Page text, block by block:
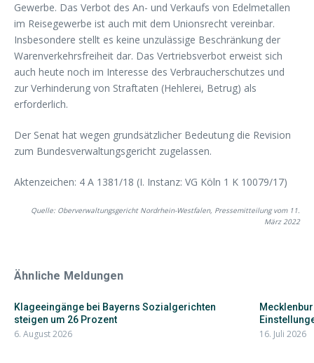
Gewerbe. Das Verbot des An- und Verkaufs von Edelmetallen
im Reisegewerbe ist auch mit dem Unionsrecht vereinbar.
Insbesondere stellt es keine unzulässige Beschränkung der
Warenverkehrsfreiheit dar. Das Vertriebsverbot erweist sich
auch heute noch im Interesse des Verbraucherschutzes und
zur Verhinderung von Straftaten (Hehlerei, Betrug) als
erforderlich.
Der Senat hat wegen grundsätzlicher Bedeutung die Revision
zum Bundesverwaltungsgericht zugelassen.
Aktenzeichen: 4 A 1381/18 (I. Instanz: VG Köln 1 K 10079/17)
Quelle: Oberverwaltungsgericht Nordrhein-Westfalen, Pressemitteilung vom 11.
März 2022
Ähnliche Meldungen
Klageeingänge bei Bayerns Sozialgerichten
steigen um 26 Prozent
6. August 2026 16. Juli 2026